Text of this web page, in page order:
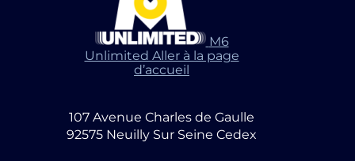
M6
Unlimited Aller à la page
d’accueil
107 Avenue Charles de Gaulle
92575 Neuilly Sur Seine Cedex